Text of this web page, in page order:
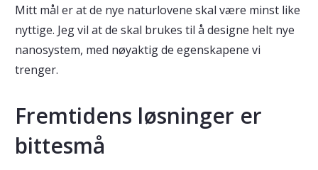
Mitt mål er at de nye naturlovene skal være minst like
nyttige. Jeg vil at de skal brukes til å designe helt nye
nanosystem, med nøyaktig de egenskapene vi
trenger.
Fremtidens løsninger er
bittesmå